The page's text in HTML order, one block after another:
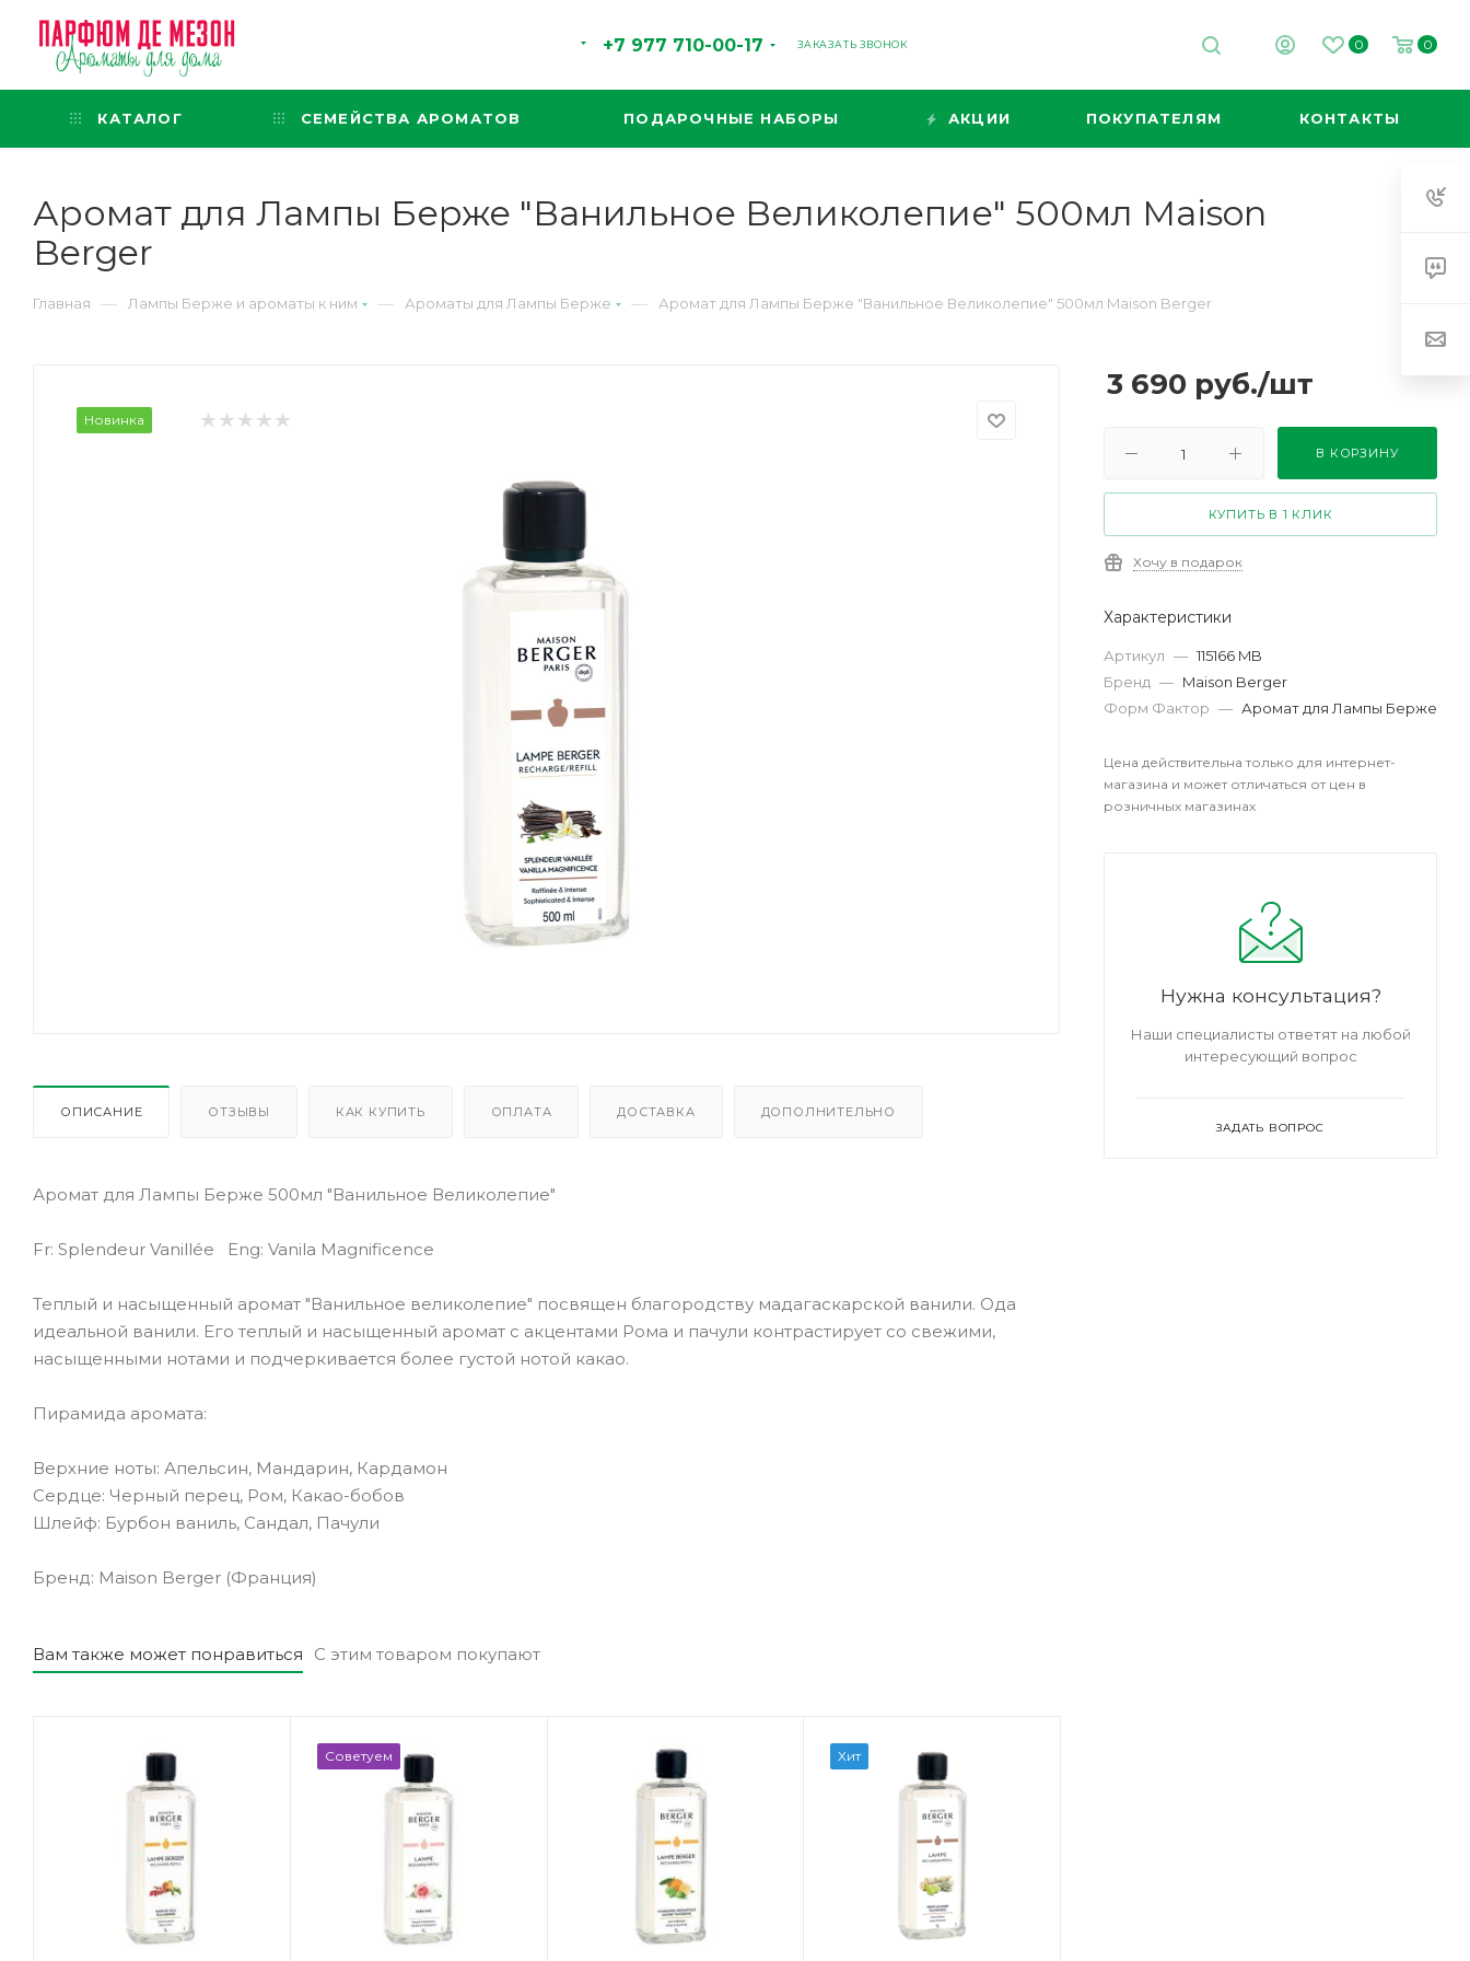
+7 977 710-00-17 ЗАКАЗАТЬ ЗВОНОК 0 0
КАТАЛОГ СЕМЕЙСТВА АРОМАТОВ ПОДАРОЧНЫЕ НАБОРЫ АКЦИИ ПОКУПАТЕЛЯМ КОНТАКТЫ
Аромат для Лампы Берже "Ванильное Великолепие" 500мл Maison
Berger
Главная — Лампы Берже и ароматы к ним — Ароматы для Лампы Берже — Аромат для Лампы Берже "Ванильное Великолепие" 500мл Maison Berger
Новинка
ОПИСАНИЕ ОТЗЫВЫ КАК КУПИТЬ ОПЛАТА ДОСТАВКА ДОПОЛНИТЕЛЬНО
Аромат для Лампы Берже 500мл "Ванильное Великолепие"
Fr: Splendeur Vanillée Eng: Vanila Magnificence
Теплый и насыщенный аромат "Ванильное великолепие" посвящен благородству мадагаскарской ванили. Ода
идеальной ванили. Его теплый и насыщенный аромат с акцентами Рома и пачули контрастирует со свежими,
насыщенными нотами и подчеркивается более густой нотой какао.
Пирамида аромата:
Верхние ноты: Апельсин, Мандарин, Кардамон
Сердце: Черный перец, Ром, Какао-бобов
Шлейф: Бурбон ваниль, Сандал, Пачули
Бренд: Maison Berger (Франция)
Вам также может понравиться С этим товаром покупают
Советуем Хит
3 690 руб./шт
В КОРЗИНУ
КУПИТЬ В 1 КЛИК
Хочу в подарок
Характеристики
Артикул — 115166 MB
Бренд — Maison Berger
Форм Фактор — Аромат для Лампы Берже
Цена действительна только для интернет-
магазина и может отличаться от цен в
розничных магазинах
Нужна консультация?
Наши специалисты ответят на любой
интересующий вопрос
ЗАДАТЬ ВОПРОС